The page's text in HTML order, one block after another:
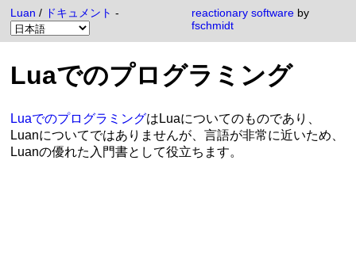
Luan / ドキュメント - reactionary software by
fschmidt
Luaでのプログラミング
LuaでのプログラミングはLuaについてのものであり、
Luanについてではありませんが、言語が非常に近いため、
Luanの優れた入門書として役立ちます。